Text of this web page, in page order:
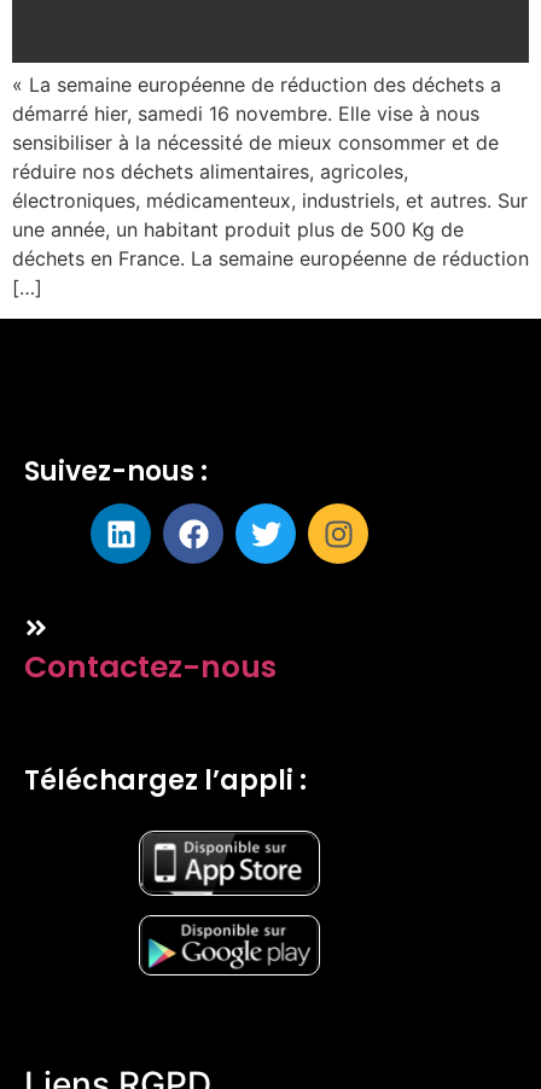
« La semaine européenne de réduction des déchets a
démarré hier, samedi 16 novembre. Elle vise à nous
sensibiliser à la nécessité de mieux consommer et de
réduire nos déchets alimentaires, agricoles,
électroniques, médicamenteux, industriels, et autres. Sur
une année, un habitant produit plus de 500 Kg de
déchets en France. La semaine européenne de réduction
[…]
Suivez-nous :
Contactez-nous
Téléchargez l’appli :